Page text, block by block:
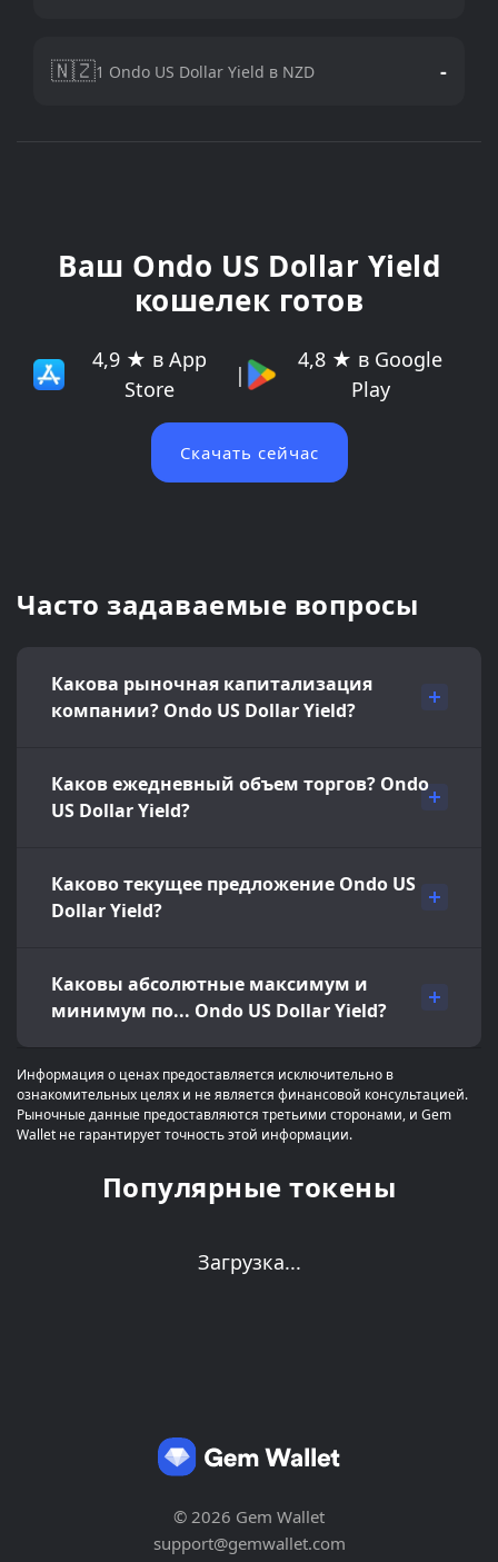
🇳🇿1 Ondo US Dollar Yield в NZD -
Ваш Ondo US Dollar Yield
кошелек готов
4,9 ★ в App
Store
|
4,8 ★ в Google
Play
Скачать сейчас
Часто задаваемые вопросы
Какова рыночная капитализация
компании? Ondo US Dollar Yield?
Каков ежедневный объем торгов? Ondo
US Dollar Yield?
Каково текущее предложение Ondo US
Dollar Yield?
Каковы абсолютные максимум и
минимум по... Ondo US Dollar Yield?
Информация о ценах предоставляется исключительно в
ознакомительных целях и не является финансовой консультацией.
Рыночные данные предоставляются третьими сторонами, и Gem
Wallet не гарантирует точность этой информации.
Популярные токены
Загрузка...
© 2026 Gem Wallet
support@gemwallet.com